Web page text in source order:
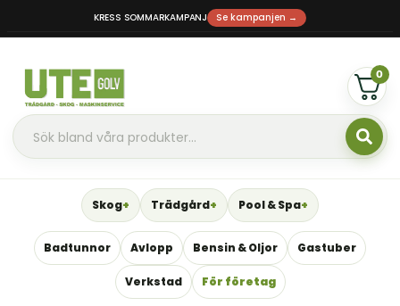
KRESS SOMMARKAMPANJ Se kampanjen →
0
Skog Trädgård Pool & Spa
Badtunnor Avlopp Bensin & Oljor Gastuber
Verkstad För företag